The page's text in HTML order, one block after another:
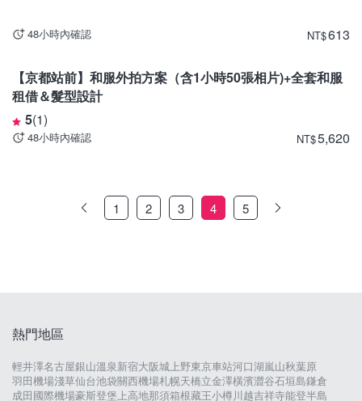
48小時內確認 NT$613
【京都站前】和服外拍方案（含1小時50張相片)+全套和服
租借＆髮型設計
5(1)
48小時內確認 NT$5,620
1 2 3 4 5
熱門地區
輕井澤名古屋銀山溫泉新宿大阪城 上野東京車站河口湖嵐山秋葉原
羽田機場淺草仙台池袋關西機場札幌天橋立金澤橫濱澀谷石垣島鎌倉
成田國際機場豪斯登堡 上高地那須箱根藏王小樽川越吉祥寺能登半島